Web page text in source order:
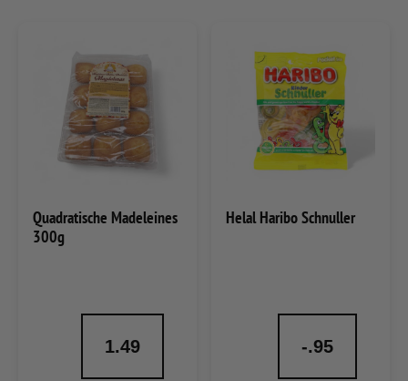
Quadratische Madeleines
300g
1.49
Helal Haribo Schnuller
-.95